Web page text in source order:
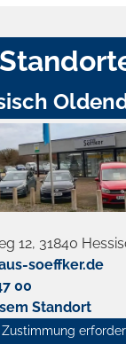
12, 31840
soeffker.de
00
Standort
GmbH
Zustimmung